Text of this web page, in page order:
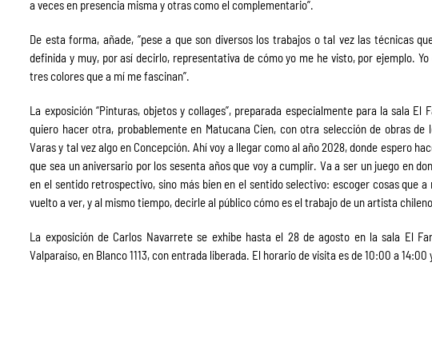
a veces en presencia misma y otras como el complementario”.
De esta forma, añade, “pese a que son diversos los trabajos o tal vez las técnicas
definida y muy, por así decirlo, representativa de cómo yo me he visto, por ejemplo.
tres colores que a mí me fascinan”.
La exposición “Pinturas, objetos y collages”, preparada especialmente para la sala
quiero hacer otra, probablemente en Matucana Cien, con otra selección de obras
Varas y tal vez algo en Concepción. Ahí voy a llegar como al año 2028, donde espero
que sea un aniversario por los sesenta años que voy a cumplir. Va a ser un juego en
en el sentido retrospectivo, sino más bien en el sentido selectivo: escoger cosas que
vuelto a ver, y al mismo tiempo, decirle al público cómo es el trabajo de un artista
La exposición de Carlos Navarrete se exhibe hasta el 28 de agosto en la sala El
Valparaíso, en Blanco 1113, con entrada liberada. El horario de visita es de 10:00 a